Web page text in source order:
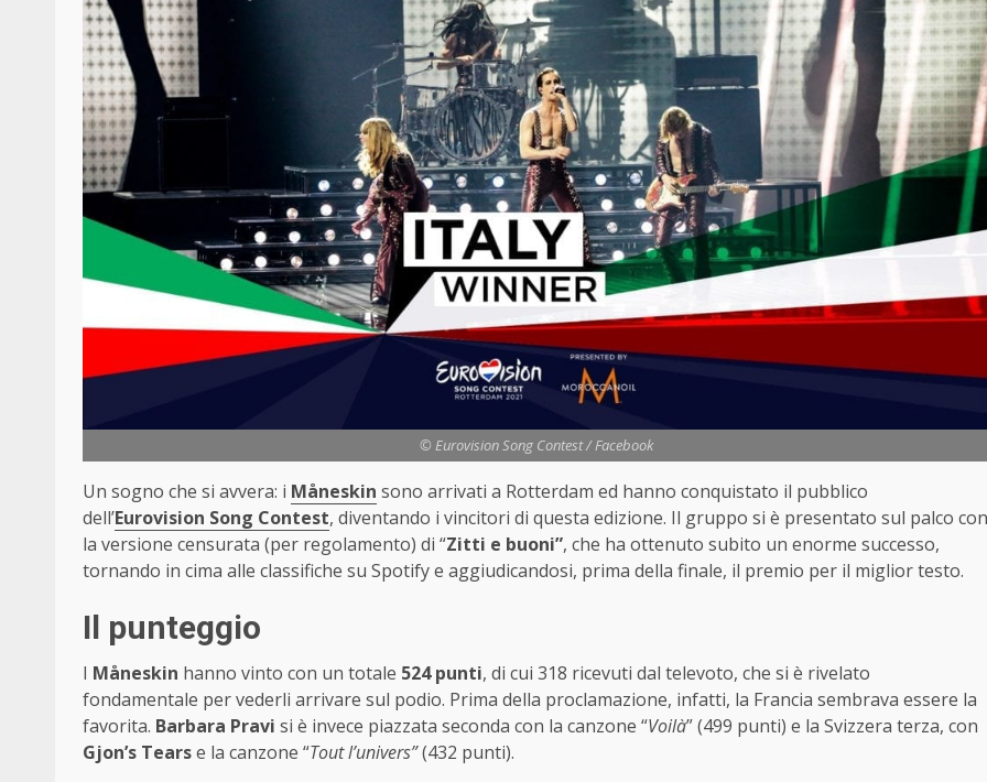
© Eurovision Song Contest / Facebook
Un sogno che si avvera: i Måneskin sono arrivati a Rotterdam ed hanno conquistato il pubblico
dell’Eurovision Song Contest, diventando i vincitori di questa edizione. Il gruppo si è presentato sul palco con
la versione censurata (per regolamento) di “Zitti e buoni”, che ha ottenuto subito un enorme successo,
tornando in cima alle classifiche su Spotify e aggiudicandosi, prima della finale, il premio per il miglior testo.
Il punteggio
I Måneskin hanno vinto con un totale 524 punti, di cui 318 ricevuti dal televoto, che si è rivelato
fondamentale per vederli arrivare sul podio. Prima della proclamazione, infatti, la Francia sembrava essere la
favorita. Barbara Pravi si è invece piazzata seconda con la canzone “Voilà” (499 punti) e la Svizzera terza, con
Gjon’s Tearse la canzone “Tout l’univers”(432 punti).